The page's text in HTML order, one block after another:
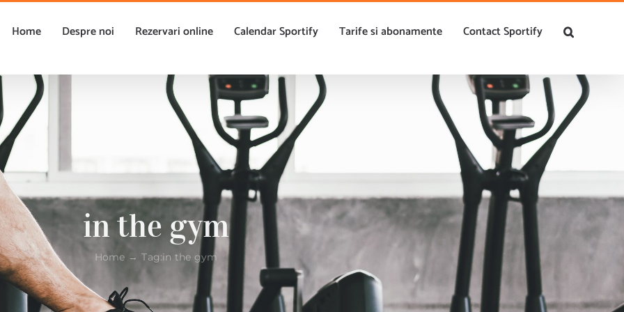
Home Despre noi Rezervari online Calendar Sportify Tarife si abonamente Contact Sportify
in the gym
Home Tag:in the gym